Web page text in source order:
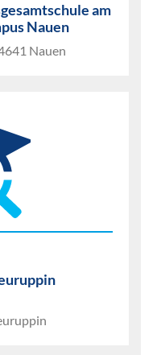
am
Nauen
Nauen